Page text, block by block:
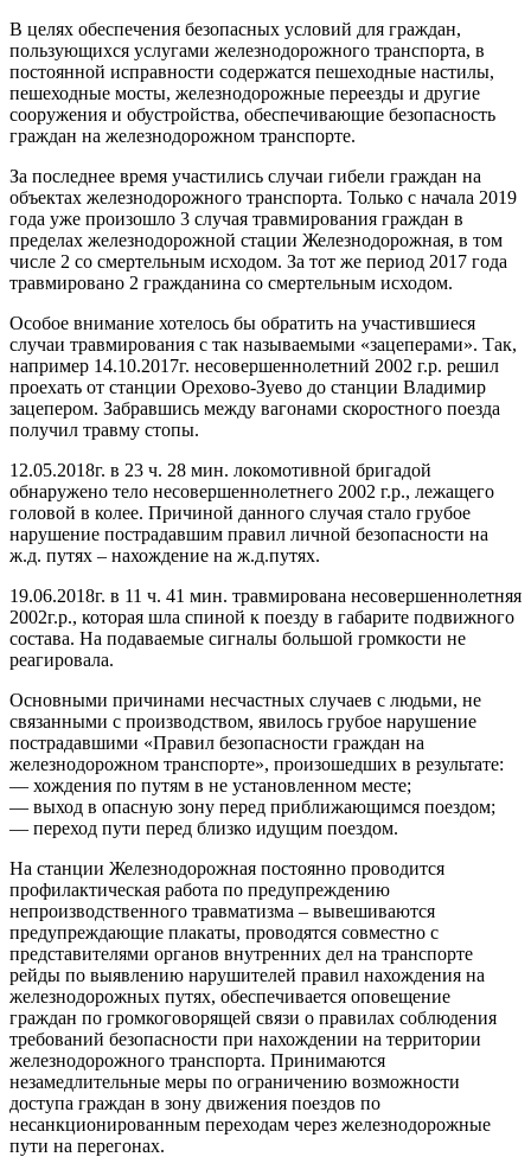
В целях обеспечения безопасных условий для граждан,
пользующихся услугами железнодорожного транспорта, в
постоянной исправности содержатся пешеходные настилы,
пешеходные мосты, железнодорожные переезды и другие
сооружения и обустройства, обеспечивающие безопасность
граждан на железнодорожном транспорте.
За последнее время участились случаи гибели граждан на
объектах железнодорожного транспорта. Только с начала 2019
года уже произошло 3 случая травмирования граждан в
пределах железнодорожной стации Железнодорожная, в том
числе 2 со смертельным исходом. За тот же период 2017 года
травмировано 2 гражданина со смертельным исходом.
Особое внимание хотелось бы обратить на участившиеся
случаи травмирования с так называемыми «зацеперами». Так,
например 14.10.2017г. несовершеннолетний 2002 г.р. решил
проехать от станции Орехово-Зуево до станции Владимир
зацепером. Забравшись между вагонами скоростного поезда
получил травму стопы.
12.05.2018г. в 23 ч. 28 мин. локомотивной бригадой
обнаружено тело несовершеннолетнего 2002 г.р., лежащего
головой в колее. Причиной данного случая стало грубое
нарушение пострадавшим правил личной безопасности на
ж.д. путях – нахождение на ж.д.путях.
19.06.2018г. в 11 ч. 41 мин. травмирована несовершеннолетняя
2002г.р., которая шла спиной к поезду в габарите подвижного
состава. На подаваемые сигналы большой громкости не
реагировала.
Основными причинами несчастных случаев с людьми, не
связанными с производством, явилось грубое нарушение
пострадавшими «Правил безопасности граждан на
железнодорожном транспорте», произошедших в результате:
— хождения по путям в не установленном месте;
— выход в опасную зону перед приближающимся поездом;
— переход пути перед близко идущим поездом.
На станции Железнодорожная постоянно проводится
профилактическая работа по предупреждению
непроизводственного травматизма – вывешиваются
предупреждающие плакаты, проводятся совместно с
представителями органов внутренних дел на транспорте
рейды по выявлению нарушителей правил нахождения на
железнодорожных путях, обеспечивается оповещение
граждан по громкоговорящей связи о правилах соблюдения
требований безопасности при нахождении на территории
железнодорожного транспорта. Принимаются
незамедлительные меры по ограничению возможности
доступа граждан в зону движения поездов по
несанкционированным переходам через железнодорожные
пути на перегонах.